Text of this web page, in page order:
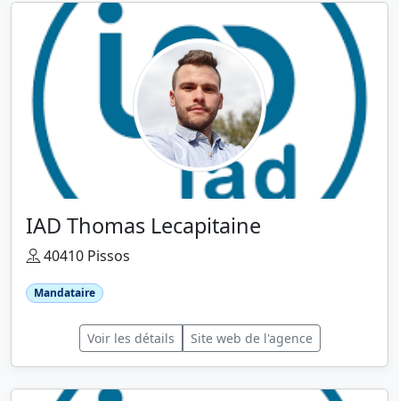
IAD Thomas Lecapitaine
40410 Pissos
Mandataire
Voir les détails Site web de l'agence